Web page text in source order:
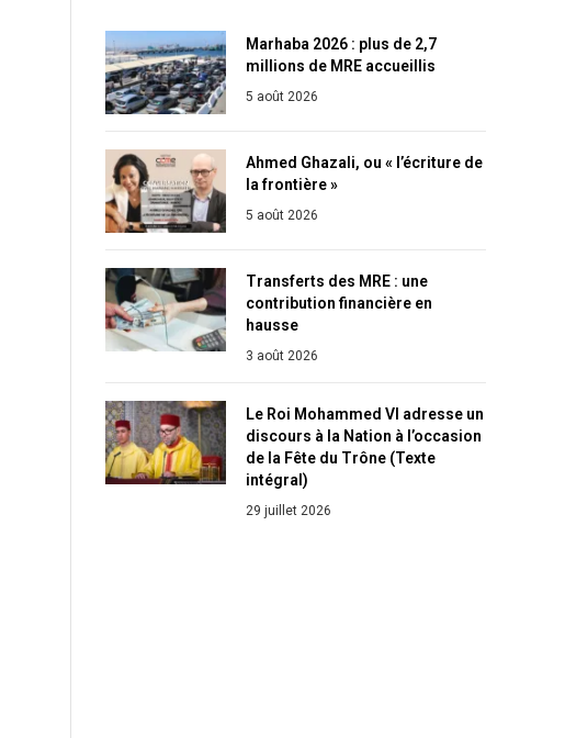
Marhaba 2026 : plus de 2,7
millions de MRE accueillis
5 août 2026
Ahmed Ghazali, ou « l’écriture de
la frontière »
5 août 2026
Transferts des MRE : une
contribution financière en
hausse
3 août 2026
Le Roi Mohammed VI adresse un
discours à la Nation à l’occasion
de la Fête du Trône (Texte
intégral)
29 juillet 2026